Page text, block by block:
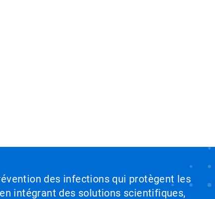
des infections qui protègent les
intégrant des solutions scientifiques,